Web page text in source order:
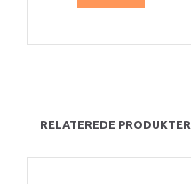
RELATEREDE PRODUKTER